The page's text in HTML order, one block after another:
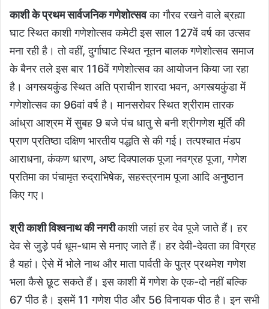
काशी के प्रथम सार्वजनिक गणेशोत्सवका गौरव रखने वाले ब्रह्मा
घाट स्थित काशी गणेशोत्सव कमेटी इस साल 127वें वर्ष का उत्सव
मना रही है। तो वहीं, दुर्गाघाट स्थित नूतन बालक गणेशोत्सव समाज
के बैनर तले इस बार 116वें गणेशोत्सव का आयोजन किया जा रहा
है। अगस्त्यकुंड स्थित अति प्राचीन शारदा भवन, अगस्त्यकुंडा में
गणेशोत्सव का 96वां वर्ष है। मानसरोवर स्थित श्रीराम तारक
आंध्रा आश्रम में सुबह 9 बजे पंच धातु से बनी श्रीगणेश मूर्ति की
प्राण प्रतिष्ठा दक्षिण भारतीय पद्धति से की गई। तत्पश्चात मंडप
आराधना, कंकण धारण, अष्ट दिक्पालक पूजा नवग्रह पूजा, गणेश
प्रतिमा का पंचामृत रुद्राभिषेक, सहस्त्रनाम पूजा आदि अनुष्ठान
किए गए।
श्री काशी विश्वनाथ की नगरीकाशी जहां हर देव पूजे जाते हैं। हर
देव से जुड़े पर्व धूम-धाम से मनाए जाते हैं। हर देवी-देवता का विग्रह
है यहां। ऐसे में भोले नाथ और माता पार्वती के पुत्र प्रथमेश गणेश
भला कैसे छूट सकते हैं। इस काशी में गणेश के एक-दो नहीं बल्कि
67 पीठ है। इसमें 11 गणेश पीठ और 56 विनायक पीठ है। इन सभी